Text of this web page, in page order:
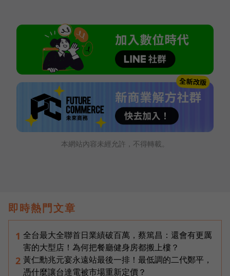
本網站內容未經允許，不得轉載。
即時熱門文章
1 全台最大全聯首日業績破百萬，蔡篤昌：還會有更厲
害的大型店！為何把餐廳健身房都搬上樓？
2 黃仁勳兆元宴永遠站最後一排！最低調的二代鄭平，
憑什麼讓台達電被市場重新定價？